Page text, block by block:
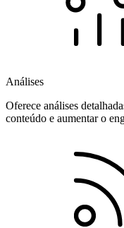
Análises
Oferece análises
conteúdo e aumentar o